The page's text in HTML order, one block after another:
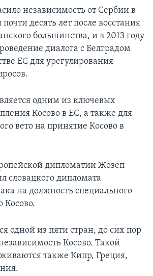
независимость от Сербии в
почти десять лет после восстания
большинства, и в 2013 году
диалога с Белградом
ЕС для урегулирования
одним из ключевых
Косово в ЕС, а также для
вето на принятие Косово в
дипломатии Жозеп
словацкого дипломата
на должность специального
Косово.
одной из пяти стран, до сих пор
Косово. Такой
также Кипр, Греция,